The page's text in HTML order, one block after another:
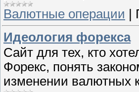
Валютные операции
Идеология форекса
Сайт для тех, кто
Форекс, понять
изменении валютных